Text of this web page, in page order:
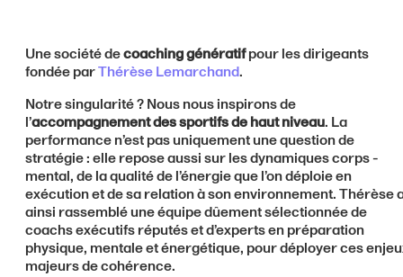
Une société decoaching génératifpour les dirigeants
fondée parThérèse Lemarchand.
Notre singularité ? Nous nous inspirons de
l’accompagnement des sportifs de haut niveau. La
performance n’est pas uniquement une question de
stratégie : elle repose aussi sur les dynamiques corps -
mental, de la qualité de l’énergie que l’on déploie en
exécution et de sa relation à son environnement. Thérèse
ainsi rassemblé une équipe dûement sélectionnée de
coachs exécutifs réputés et d’experts en préparation
physique, mentale et énergétique, pour déployer ces
majeurs de cohérence.